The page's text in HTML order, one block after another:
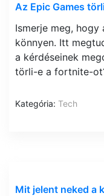
Az Epic Games
Ismerje meg,
könnyen. Itt
a kérdéseinek
törli-e a fortnite-
Kategória: Tech
Mit jelent neked a